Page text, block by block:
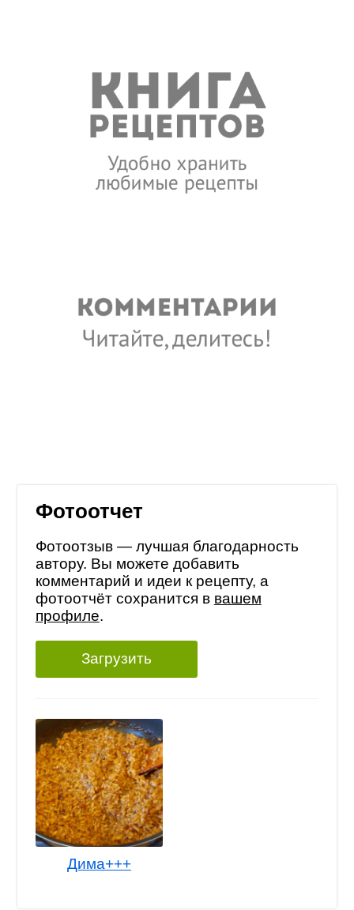
Фотоотчет
Фотоотзыв — лучшая благодарность
автору. Вы можете добавить
комментарий и идеи к рецепту, а
фотоотчёт сохранится в вашем
профиле.
Загрузить
Дима+++